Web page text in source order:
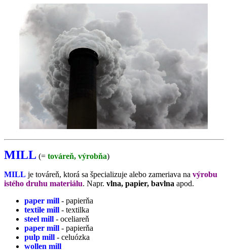
MILL (= továreň, výrobňa)
MILL je továreň, ktorá sa špecializuje alebo zameriava na výrobu
istého druhu materiálu. Napr. vlna, papier, bavlna apod.
paper mill - papierňa
textile mill - textilka
steel mill - oceliareň
paper mill - papierňa
pulp mill - celuózka
wollen mill